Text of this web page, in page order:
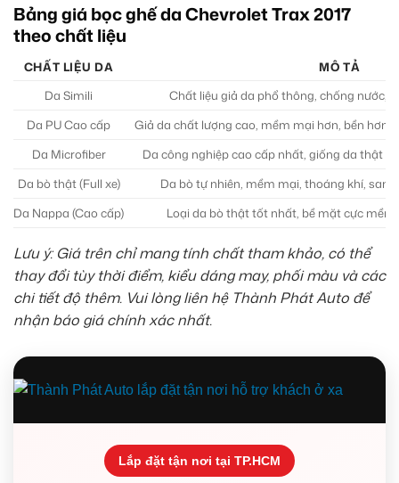
Bảng giá bọc ghế da Chevrolet Trax 2017
theo chất liệu
CHẤT LIỆU DA
MÔ TẢ
Da Simili
Chất liệu giả da phổ thông, chống nước,
Da PU Cao cấp
Giả da chất lượng cao, mềm mại hơn, bền hơn
Da Microfiber
Da công nghiệp cao cấp nhất, giống da thật
Da bò thật (Full xe)
Da bò tự nhiên, mềm mại, thoáng khí,
Da Nappa (Cao cấp)
Loại da bò thật tốt nhất, bề mặt cực mềm
Lưu ý: Giá trên chỉ mang tính chất tham khảo, có thể
thay đổi tùy thời điểm, kiểu dáng may, phối màu và các
chi tiết độ thêm. Vui lòng liên hệ Thành Phát Auto để
nhận báo giá chính xác nhất.
Lắp đặt tận nơi tại TP.HCM